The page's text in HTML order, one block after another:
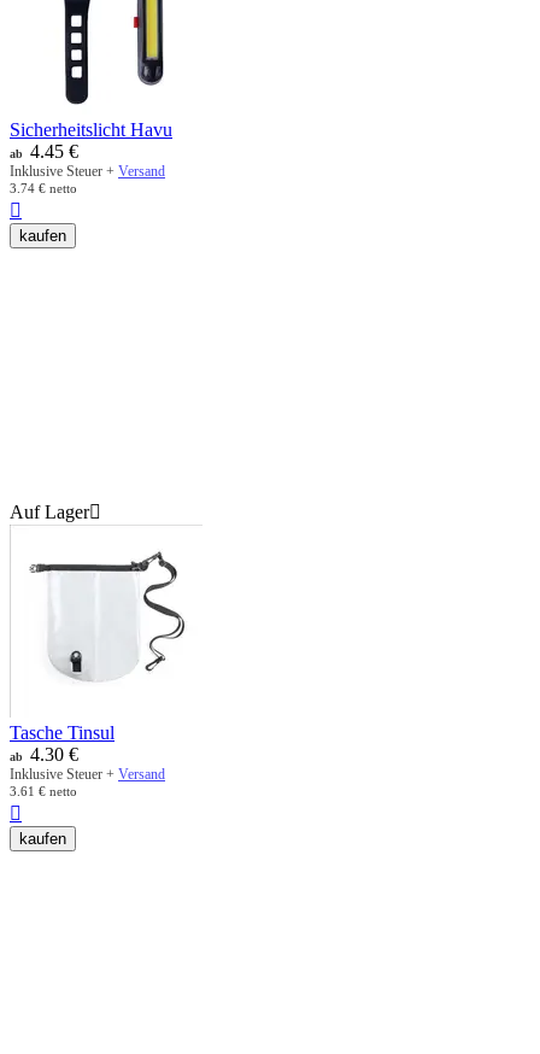
Sicherheitslicht Havu
ab 4.45 €
Inklusive Steuer + Versand
3.74 € netto

kaufen
Auf Lager
Tasche Tinsul
ab 4.30 €
Inklusive Steuer + Versand
3.61 € netto

kaufen